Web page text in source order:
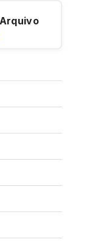
de entrega